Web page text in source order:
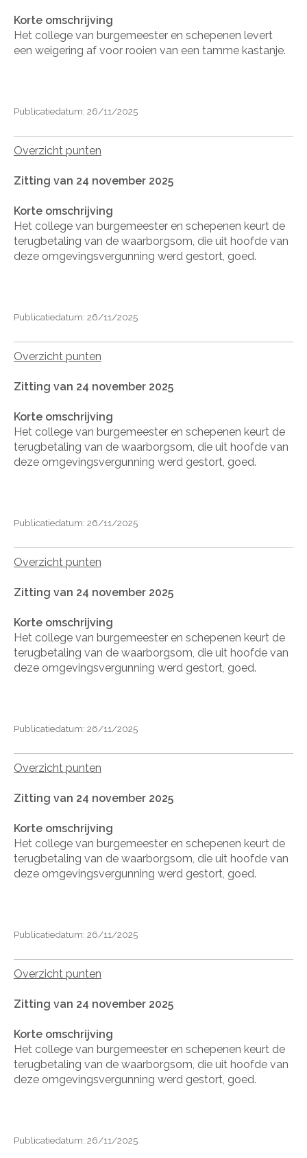
Korte omschrijving
Het college van burgemeester en schepenen levert
een weigering af voor rooien van een tamme kastanje.
Publicatiedatum: 26/11/2025
Overzicht punten
Zitting van 24 november 2025
Korte omschrijving
Het college van burgemeester en schepenen keurt de
terugbetaling van de waarborgsom, die uit hoofde van
deze omgevingsvergunning werd gestort, goed.
Publicatiedatum: 26/11/2025
Overzicht punten
Zitting van 24 november 2025
Korte omschrijving
Het college van burgemeester en schepenen keurt de
terugbetaling van de waarborgsom, die uit hoofde van
deze omgevingsvergunning werd gestort, goed.
Publicatiedatum: 26/11/2025
Overzicht punten
Zitting van 24 november 2025
Korte omschrijving
Het college van burgemeester en schepenen keurt de
terugbetaling van de waarborgsom, die uit hoofde van
deze omgevingsvergunning werd gestort, goed.
Publicatiedatum: 26/11/2025
Overzicht punten
Zitting van 24 november 2025
Korte omschrijving
Het college van burgemeester en schepenen keurt de
terugbetaling van de waarborgsom, die uit hoofde van
deze omgevingsvergunning werd gestort, goed.
Publicatiedatum: 26/11/2025
Overzicht punten
Zitting van 24 november 2025
Korte omschrijving
Het college van burgemeester en schepenen keurt de
terugbetaling van de waarborgsom, die uit hoofde van
deze omgevingsvergunning werd gestort, goed.
Publicatiedatum: 26/11/2025